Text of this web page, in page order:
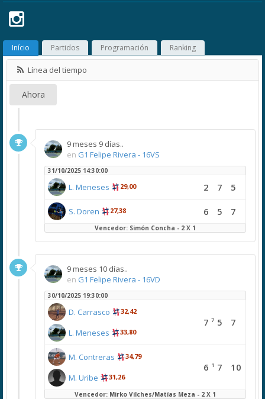
Início Partidos Programación Ranking
Línea del tiempo
Ahora
9 meses 9 días..
en G1 Felipe Rivera - 16VS
31/10/2025 14:30:00
L. Meneses 29,00 2 7 5
S. Doren 27,38 6 5 7
Vencedor: Simón Concha - 2 X 1
9 meses 10 días..
en G1 Felipe Rivera - 16VD
30/10/2025 19:30:00
D. Carrasco 32,42
L. Meneses 33,80
7 7 5 7
M. Contreras 34,79
M. Uribe 31,26
6 1 7 10
Vencedor: Mirko Vilches/Matías Meza - 2 X 1